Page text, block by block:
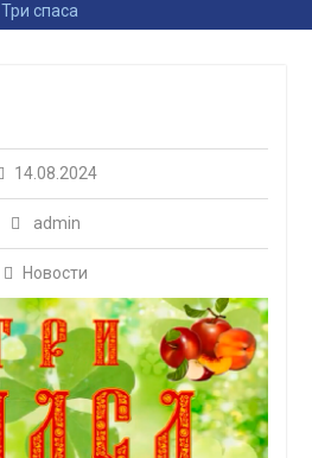
Три спаса
14.08.2024
admin
Новости